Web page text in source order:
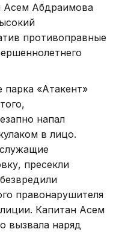
Асем Абдраимова
противоправные
«Атакент»
напал
в лицо.
пресекли
правонарушителя
Капитан Асем
вызвала наряд